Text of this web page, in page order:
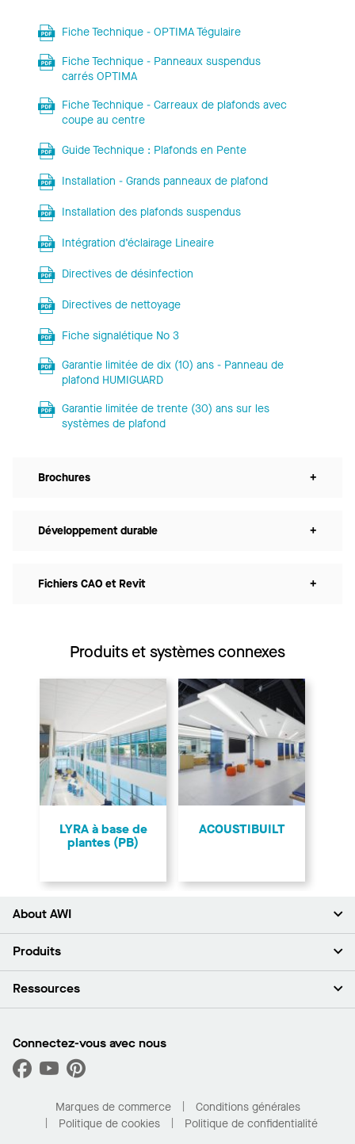
Fiche Technique - OPTIMA Tégulaire
Fiche Technique - Panneaux suspendus
carrés OPTIMA
Fiche Technique - Carreaux de plafonds avec
coupe au centre
Guide Technique : Plafonds en Pente
Installation - Grands panneaux de plafond
Installation des plafonds suspendus
Intégration d’éclairage Lineaire
Directives de désinfection
Directives de nettoyage
Fiche signalétique No 3
Garantie limitée de dix (10) ans - Panneau de
plafond HUMIGUARD
Garantie limitée de trente (30) ans sur les
systèmes de plafond
Brochures +
Développement durable +
Fichiers CAO et Revit +
Produits et systèmes connexes
LYRA à base de
plantes (PB)
ACOUSTIBUILT
About AWI
À propos de nous
Espace presse
Développement durable
Quelles sont mes options d’achat?
Produits
Plafonds
Capacités sur mesure
Performance
Ressources
Trouver un distributeur
Trouver un distributeur
Pour la maison
Connectez-vous avec nous
Marques de commerce
Conditions générales
Politique de cookies
Politique de confidentialité